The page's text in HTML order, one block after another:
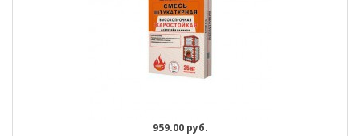
959.00 руб.